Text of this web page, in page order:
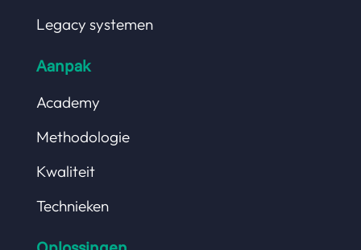
Legacy systemen
Aanpak
Academy
Methodologie
Kwaliteit
Technieken